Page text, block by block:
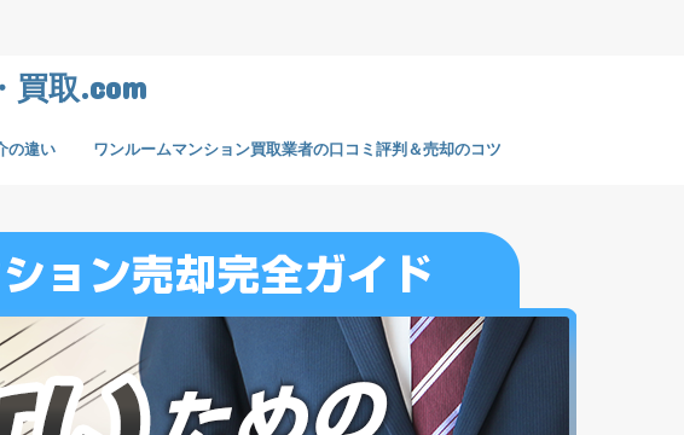
買取.com
の違い ワンルームマンション買取業者の口コミ評判＆売却のコツ